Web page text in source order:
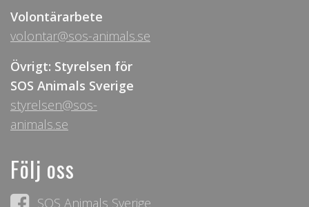
Volontärarbete
volontar@sos-animals.se
Övrigt: Styrelsen för
SOS Animals Sverige
styrelsen@sos-
animals.se
Följ oss
SOS Animals Sverige